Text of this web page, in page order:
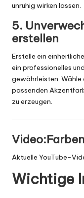
unruhig wirken lassen.
5.
erstellen
Erstelle ein
ein professionelles
gewährleisten. Wähle
passenden
zu erzeugen.
Aktuelle YouTube-
Wichtige